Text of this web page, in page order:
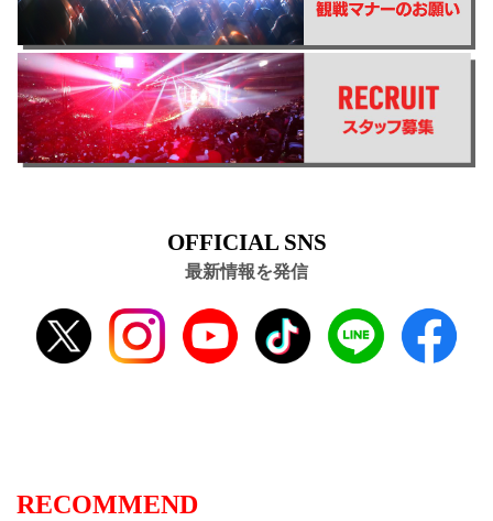
OFFICIAL SNS
最新情報を発信
RECOMMEND